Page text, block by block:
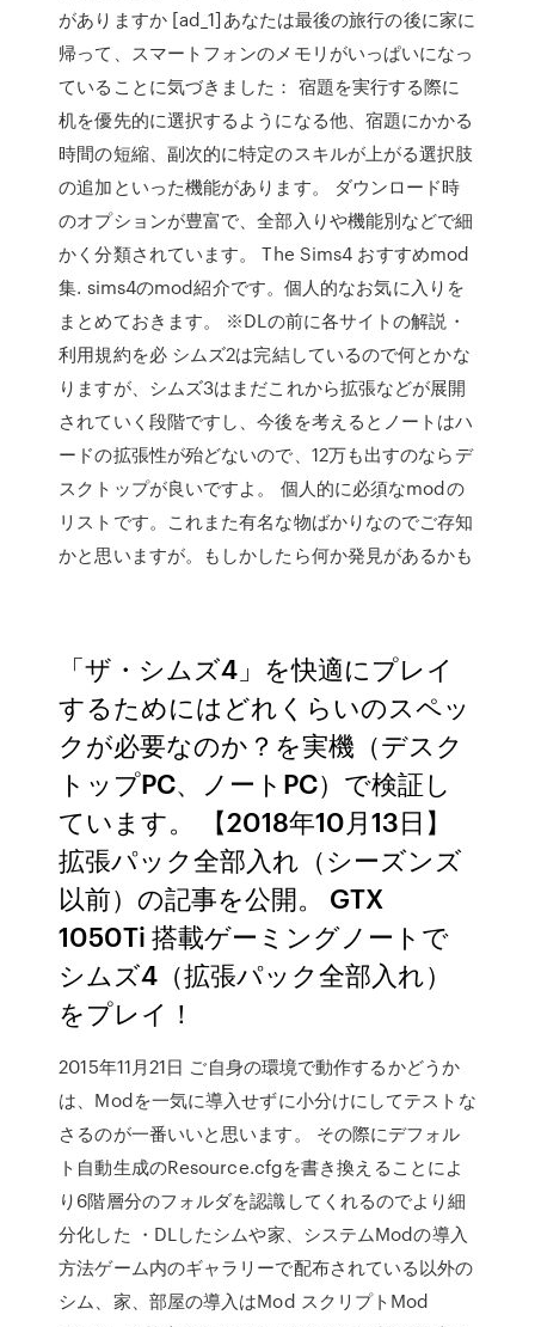
がありますか [ad_1]あなたは最後の旅行の後に家に
帰って、スマートフォンのメモリがいっぱいになっ
ていることに気づきました： 宿題を実行する際に
机を優先的に選択するようになる他、宿題にかかる
時間の短縮、副次的に特定のスキルが上がる選択肢
の追加といった機能があります。 ダウンロード時
のオプションが豊富で、全部入りや機能別などで細
かく分類されています。 The Sims4 おすすめmod
集. sims4のmod紹介です。個人的なお気に入りを
まとめておきます。 ※DLの前に各サイトの解説・
利用規約を必 シムズ2は完結しているので何とかな
りますが、シムズ3はまだこれから拡張などが展開
されていく段階ですし、今後を考えるとノートはハ
ードの拡張性が殆どないので、12万も出すのならデ
スクトップが良いですよ。 個人的に必須なmodの
リストです。これまた有名な物ばかりなのでご存知
かと思いますが。もしかしたら何か発見があるかも
「ザ・シムズ4」を快適にプレイ
するためにはどれくらいのスペッ
クが必要なのか？を実機（デスク
トップPC、ノートPC）で検証し
ています。 【2018年10月13日】
拡張パック全部入れ（シーズンズ
以前）の記事を公開。 GTX
1050Ti 搭載ゲーミングノートで
シムズ4（拡張パック全部入れ）
をプレイ！
2015年11月21日 ご自身の環境で動作するかどうか
は、Modを一気に導入せずに小分けにしてテストな
さるのが一番いいと思います。 その際にデフォル
ト自動生成のResource.cfgを書き換えることによ
り6階層分のフォルダを認識してくれるのでより細
分化した ・DLしたシムや家、システムModの導入
方法ゲーム内のギャラリーで配布されている以外の
シム、家、部屋の導入はMod スクリプトMod